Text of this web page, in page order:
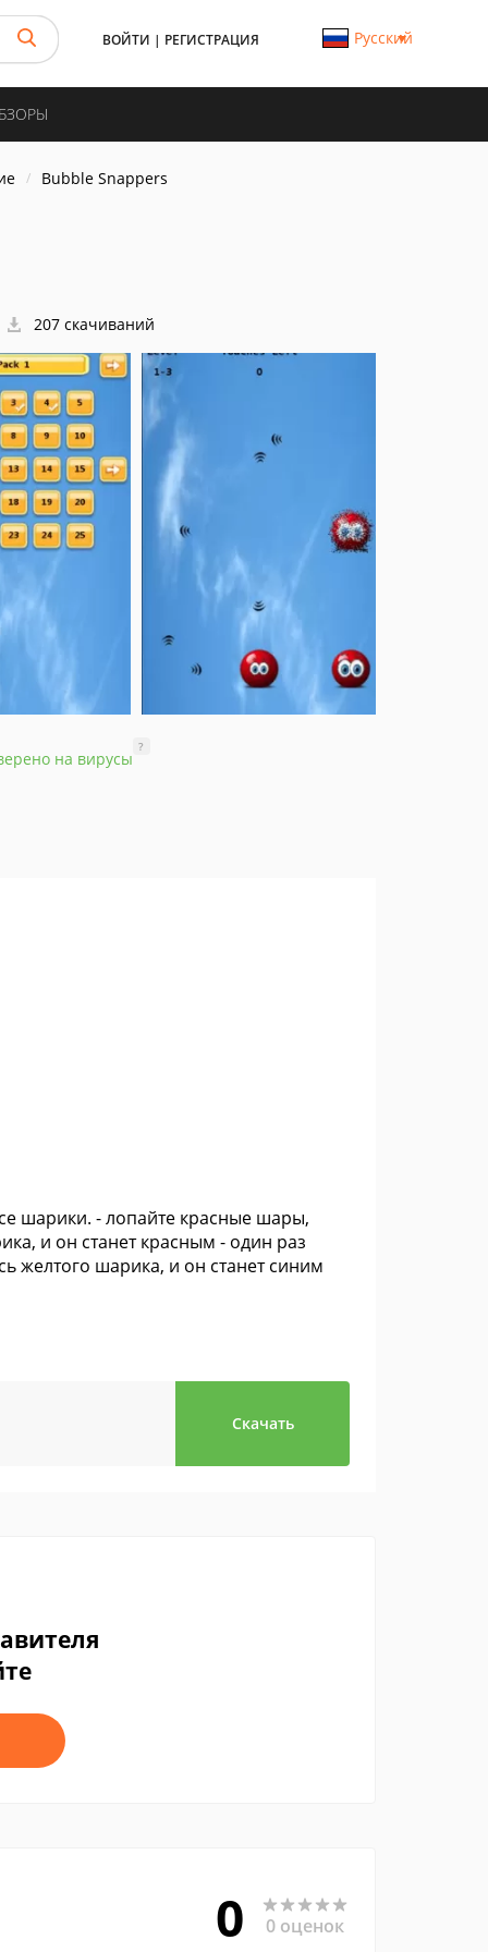
ВОЙТИ | РЕГИСТРАЦИЯ Русский
Bubble Snappers
207 скачиваний
на вирусы
?
шарики. - лопайте красные шары,
и он станет красным - один раз
желтого шарика, и он станет синим
Скачать
0 0 оценок